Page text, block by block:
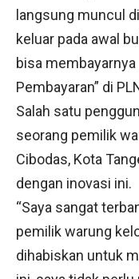
langsung muncul
keluar pada awal
bisa
Pembayaran” di
Salah satu
seorang pemilik
Cibodas, Kota
dengan inovasi ini.
“Saya sangat
pemilik warung
dihabiskan untuk